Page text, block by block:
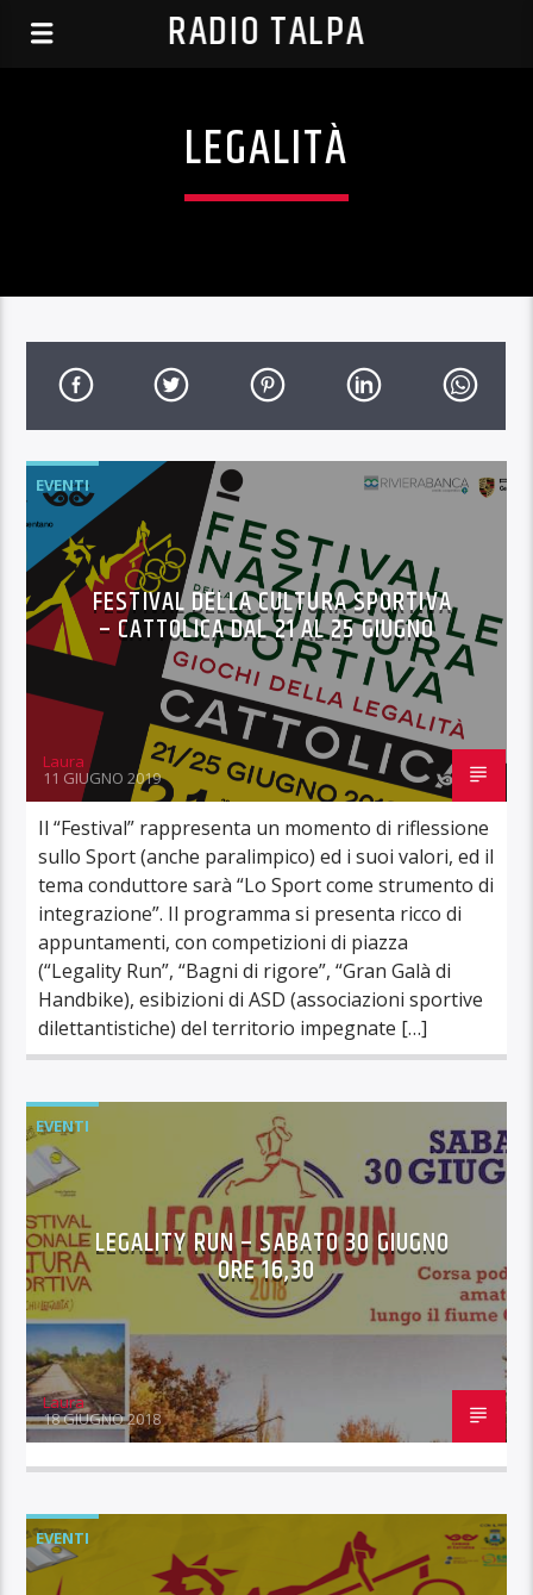
RADIO TALPA
LEGALITÀ
EVENTI
FESTIVAL DELLA CULTURA SPORTIVA
– CATTOLICA DAL 21 AL 25 GIUGNO
Laura
11 GIUGNO 2019
Il “Festival” rappresenta un momento di riflessione
sullo Sport (anche paralimpico) ed i suoi valori, ed il
tema conduttore sarà “Lo Sport come strumento di
integrazione”. Il programma si presenta ricco di
appuntamenti, con competizioni di piazza
(“Legality Run”, “Bagni di rigore”, “Gran Galà di
Handbike), esibizioni di ASD (associazioni sportive
dilettantistiche) del territorio impegnate […]
EVENTI
LEGALITY RUN – SABATO 30 GIUGNO
ORE 16,30
Laura
18 GIUGNO 2018
EVENTI